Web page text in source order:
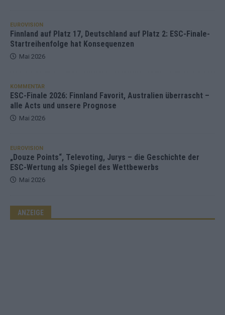
EUROVISION
Finnland auf Platz 17, Deutschland auf Platz 2: ESC-Finale-
Startreihenfolge hat Konsequenzen
Mai 2026
KOMMENTAR
ESC-Finale 2026: Finnland Favorit, Australien überrascht –
alle Acts und unsere Prognose
Mai 2026
EUROVISION
„Douze Points“, Televoting, Jurys – die Geschichte der
ESC-Wertung als Spiegel des Wettbewerbs
Mai 2026
ANZEIGE